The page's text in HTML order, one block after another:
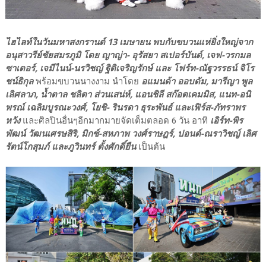
ไฮไลท์ในวันมหาสงกรานต์ 13 เมษายน พบกับขบวนแห่ยิ่งใหญ่จาก
อนุสาวรีย์ชัยสมรภูมิ โดย ญาญ่า- อุรัสยา สเปอร์บันด์, เจฟ-วรกมล
ซาเตอร์, เจมีไนน์-นรวิชญ์ ฐิติเจริญรักษ์ และ โฟร์ท-ณัฐวรรธน์ จิโร
ชน์ธิกุลพร้อมขบวนนางงาม นำโดย อแมนด้า ออบดัม, มารีญา พูล
เลิศลาภ, น้ำตาล ชลิตา ส่วนเสน่ห์, แอนชิลี สก๊อตเคมมิส, แนท-อนิ
พรณ์ เฉลิมบูรณะวงศ์, โยชิ- รินรดา ธุระพันธ์ และเฟิร์ส-ภัทราพร
หวังและศิลปินอื่นๆอีกมากมายจัดเต็มตลอด 6 วัน อาทิ เอิร์ท-พิร
พัฒน์ วัฒนเศรษสิริ, มิกซ์-สหภาพ วงศ์ราษฎร์, ปอนด์-ณราวิชญ์ เลิศ
รัตน์โกสุมภ์ และภูวินทร์ ตั้งศักดิ์ยืนเป็นต้น